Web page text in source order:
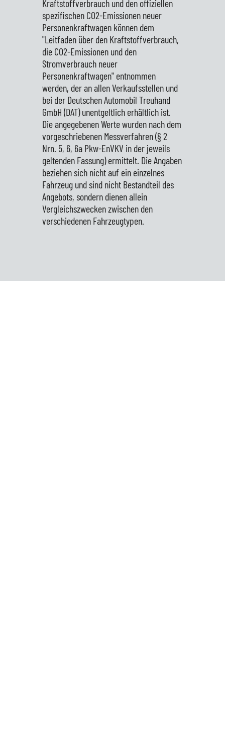
Kraftstoffverbrauch und den offiziellen
spezifischen CO2-Emissionen neuer
Personenkraftwagen können dem
"Leitfaden über den Kraftstoffverbrauch,
die CO2-Emissionen und den
Stromverbrauch neuer
Personenkraftwagen" entnommen
werden, der an allen Verkaufsstellen und
bei der Deutschen Automobil Treuhand
GmbH (DAT) unentgeltlich erhältlich ist.
Die angegebenen Werte wurden nach dem
vorgeschriebenen Messverfahren (§ 2
Nrn. 5, 6, 6a Pkw-EnVKV in der jeweils
geltenden Fassung) ermittelt. Die Angaben
beziehen sich nicht auf ein einzelnes
Fahrzeug und sind nicht Bestandteil des
Angebots, sondern dienen allein
Vergleichszwecken zwischen den
verschiedenen Fahrzeugtypen.